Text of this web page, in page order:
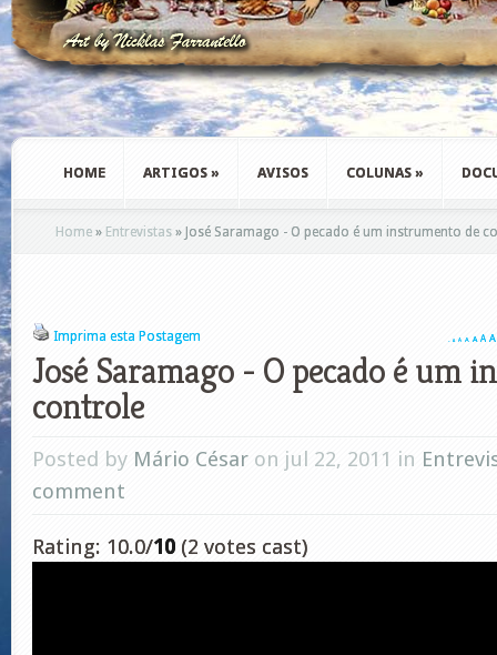
HOME ARTIGOS » AVISOS COLUNAS »
Home » Entrevistas » José Saramago - O pecado é um instrumento de
Imprima esta Postagem A A A A A A A
José Saramago - O pecado é um
controle
Posted by Mário César on jul 22, 2011 in
comment
Rating: 10.0/10 (2 votes cast)